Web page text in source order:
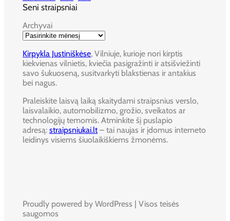
Seni straipsniai
Archyvai
Kirpykla Justiniškėse, Vilniuje, kurioje nori kirptis
kiekvienas vilnietis, kviečia pasigražinti ir atsišviežinti
savo šukuoseną, susitvarkyti blakstienas ir antakius
bei nagus.
Praleiskite laisvą laiką skaitydami straipsnius verslo,
laisvalaikio, automobilizmo, grožio, sveikatos ar
technologijų temomis. Atminkite šį puslapio
adresą: straipsniukai.lt– tai naujas ir įdomus interneto
leidinys visiems šiuolaikiškiems žmonėms.
Proudly powered by WordPress | Visos teisės
saugomos